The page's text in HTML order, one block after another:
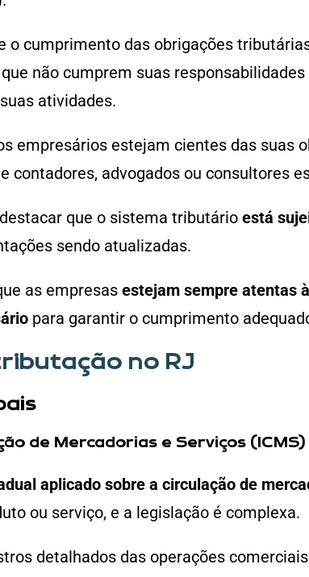
o cumprimento das obrigações
não cumprem suas
atividades.
empresários estejam cientes das suas
contadores, advogados ou consultores
que o sistema tributário está
sendo atualizadas.
as empresas estejam sempre atentas
para garantir o cumprimento
no RJ
de Mercadorias e Serviços (ICMS)
aplicado sobre a circulação de
ou serviço, e a legislação é complexa.
detalhados das operações